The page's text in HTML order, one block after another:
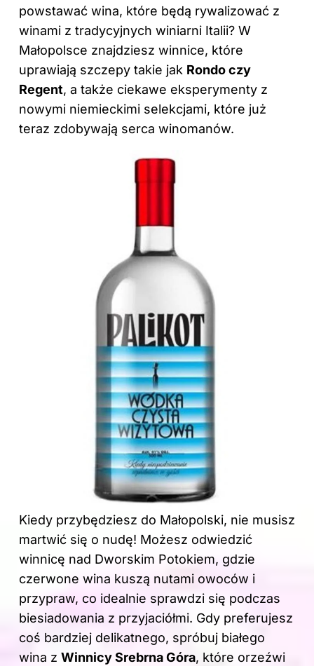
powstawać wina, które będą rywalizować z
winami z tradycyjnych winiarni Italii? W
Małopolsce znajdziesz winnice, które
uprawiają szczepy takie jak Rondo czy
Regent, a także ciekawe eksperymenty z
nowymi niemieckimi selekcjami, które już
teraz zdobywają serca winomanów.
Kiedy przybędziesz do Małopolski, nie musisz
martwić się o nudę! Możesz odwiedzić
winnicę nad Dworskim Potokiem, gdzie
czerwone wina kuszą nutami owoców i
przypraw, co idealnie sprawdzi się podczas
biesiadowania z przyjaciółmi. Gdy preferujesz
coś bardziej delikatnego, spróbuj białego
wina z Winnicy Srebrna Góra, które orzeźwi